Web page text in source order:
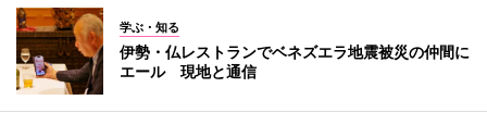
学ぶ・知る
伊勢・仏レストランでベネズエラ地震被災の仲間に
エール 現地と通信